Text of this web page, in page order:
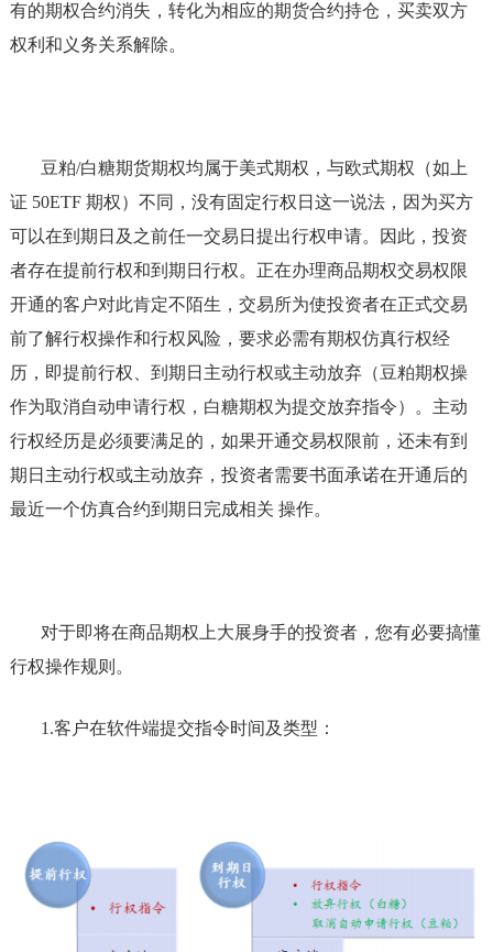
有的期权合约消失，转化为相应的期货合约持仓，买卖双方
权利和义务关系解除。
豆粕/白糖期货期权均属于美式期权，与欧式期权（如上
证 50ETF 期权）不同，没有固定行权日这一说法，因为买方
可以在到期日及之前任一交易日提出行权申请。因此，投资
者存在提前行权和到期日行权。正在办理商品期权交易权限
开通的客户对此肯定不陌生，交易所为使投资者在正式交易
前了解行权操作和行权风险，要求必需有期权仿真行权经
历，即提前行权、到期日主动行权或主动放弃（豆粕期权操
作为取消自动申请行权，白糖期权为提交放弃指令）。主动
行权经历是必须要满足的，如果开通交易权限前，还未有到
期日主动行权或主动放弃，投资者需要书面承诺在开通后的
最近一个仿真合约到期日完成相关 操作。
对于即将在商品期权上大展身手的投资者，您有必要搞懂
行权操作规则。
1.客户在软件端提交指令时间及类型：